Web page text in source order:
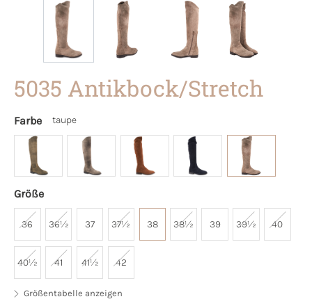
5035 Antikbock/Stretch
Farbe taupe
Größe
36 36½ 37 37½ 38 38½ 39 39½ 40
40½ 41 41½ 42
Größentabelle anzeigen